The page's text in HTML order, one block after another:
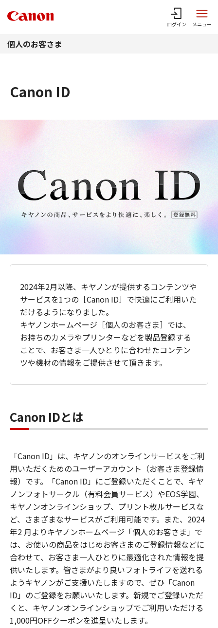
ログイン メニュー
個人のお客さま
Canon ID
2024年2月以降、キヤノンが提供するコンテンツや
サービスを1つの［Canon ID］で快適にご利用いた
だけるようになりました。
キヤノンホームページ［個人のお客さま］では、
お持ちのカメラやプリンターなどを製品登録する
ことで、お客さま一人ひとりに合わせたコンテン
ツや機材の情報をご提供させて頂きます。
Canon IDとは
「Canon ID」は、キヤノンのオンラインサービスをご利
用いただくためのユーザーアカウント（お客さま登録情
報）です。「Canon ID」にご登録いただくことで、キヤ
ノンフォトサークル（有料会員サービス）やEOS学園、
キヤノンオンラインショップ、プリント枚ルサービスな
ど、さまざまなサービスがご利用可能です。また、2024
年2 月よりキヤノンホームページ「個人のお客さま」で
は、お使いの商品をはじめお客さまのご登録情報などに
合わせて、お客さま一人ひとりに最適化された情報を提
供いたします。皆さまがより良いフォトライフを送れる
ようキヤノンがご支援いたしますので、ぜひ「Canon
ID」のご登録をお願いいたします。新規でご登録いただ
くと、キヤノンオンラインショップでご利用いただける
1,000円OFFクーポンを進呈いたします。